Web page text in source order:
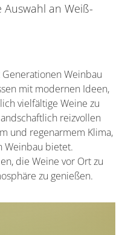
an Weiß-
Weinbau
mit modernen Ideen,
vielfältige Weine zu
reizvollen
und regenarmem Klima,
Weinbau bietet.
die Weine vor Ort zu
zu genießen.